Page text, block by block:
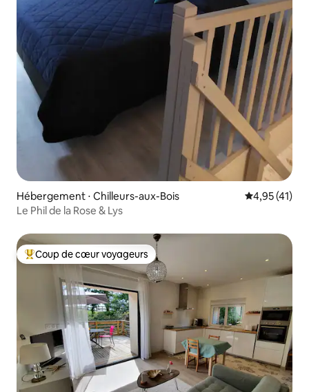
Hébergement ⋅ Chilleurs-aux-Bois Évaluation
4,95 (41)
Le Phil de la Rose & Lys
Coups de cœur voyageurs les plus appréciés
Coup de cœur voyageurs